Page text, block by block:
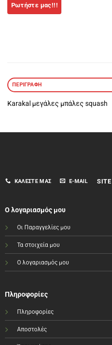
ΠΕΡΙΓΡΑΦΉ
Karakal μεγάλες μπάλες squash
ΚΑΛΈΣΤΕ ΜΑΣ E-MAIL
Ο λογαριασμός μου
Οι Παραγγελίες μου
Τα στοιχεία μου
Ο λογαριασμός μου
Πληροφορίες
Πληροφορίες
Αποστολές